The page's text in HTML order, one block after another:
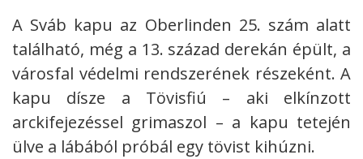
A Sváb kapu az Oberlinden 25. szám alatt
található, még a 13. század derekán épült, a
városfal védelmi rendszerének részeként. A
kapu dísze a Tövisfiú – aki elkínzott
arckifejezéssel grimaszol – a kapu tetején
ülve a lábából próbál egy tövist kihúzni.